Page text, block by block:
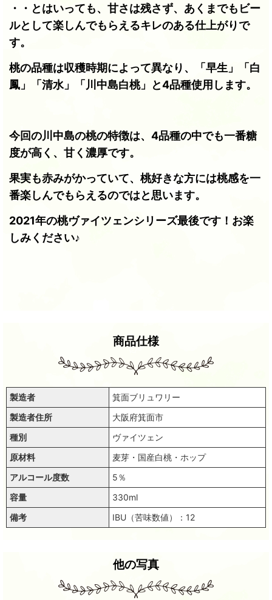
・・とはいっても、甘さは残さず、あくまでもビー
ルとして楽しんでもらえるキレのある仕上がりで
す。
桃の品種は収穫時期によって異なり、「早生」「白
鳳」「清水」「川中島白桃」と4品種使用します。
今回の川中島の桃の特徴は、4品種の中でも一番糖
度が高く、甘く濃厚です。
果実も赤みがかっていて、桃好きな方には桃感を一
番楽しんでもらえるのではと思います。
2021年の桃ヴァイツェンシリーズ最後です！お楽
しみください♪
商品仕様
製造者
箕面ブリュワリー
製造者住所
大阪府箕面市
種別
ヴァイツェン
原材料
麦芽・国産白桃・ホップ
アルコール度数
5％
容量
330ml
備考
IBU（苦味数値）：12
他の写真